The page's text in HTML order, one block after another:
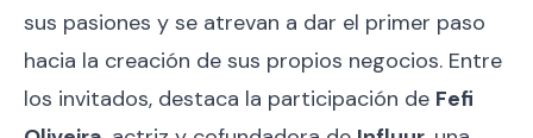
sus pasiones y se atrevan a dar el primer paso
hacia la creación de sus propios negocios. Entre
los invitados, destaca la participación de Fefi